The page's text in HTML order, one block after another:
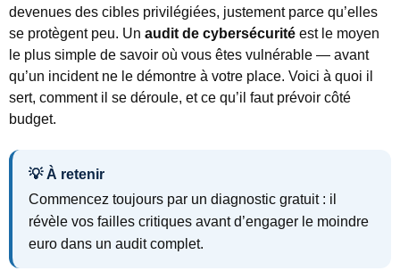
devenues des cibles privilégiées, justement parce qu’elles
se protègent peu. Un audit de cybersécurité est le moyen
le plus simple de savoir où vous êtes vulnérable — avant
qu’un incident ne le démontre à votre place. Voici à quoi il
sert, comment il se déroule, et ce qu’il faut prévoir côté
budget.
💡 À retenir
Commencez toujours par un diagnostic gratuit: il
révèle vos failles critiques avant d’engager le moindre
euro dans un audit complet.